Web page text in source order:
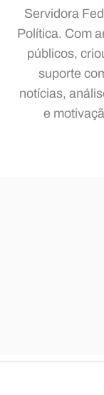
Servidora
Política. Com
públicos,
suporte
notícias,
e